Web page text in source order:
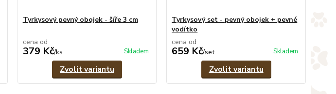
Tyrkysový pevný obojek - šíře 3 cm
cena od
379 Kč/ks Skladem
Zvolit variantu
Tyrkysový set - pevný obojek + pevné
vodítko
cena od
659 Kč/set Skladem
Zvolit variantu